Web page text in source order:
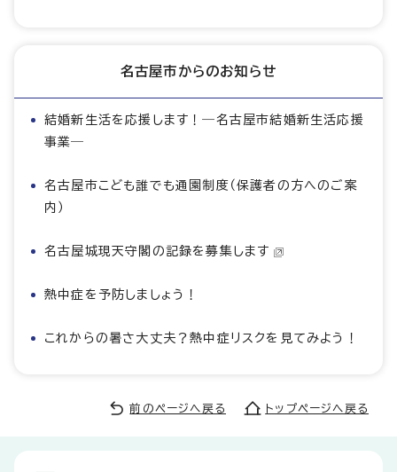
名古屋市からのお知らせ
結婚新生活を応援します！―名古屋市結婚新生活応援
事業―
名古屋市こども誰でも通園制度（保護者の方へのご案
内）
名古屋城現天守閣の記録を募集します
熱中症を予防しましょう！
これからの暑さ大丈夫？熱中症リスクを見てみよう！
前のページへ戻る トップページへ戻る